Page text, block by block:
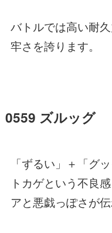
バトルでは高い耐
牢さを誇ります。
0559 ズルッグ
「ずるい」＋「グ
トカゲという不良
アと悪戯っぽさが伝